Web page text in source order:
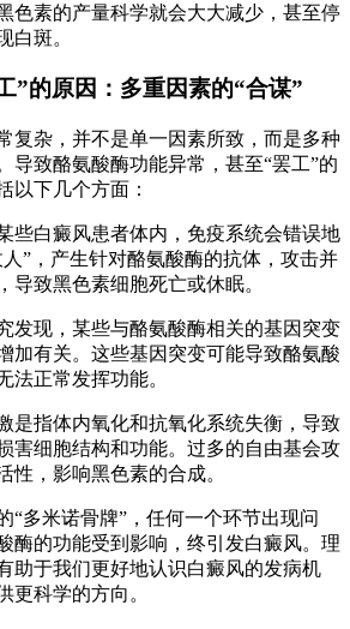
色素的产量科学就会大大减少，甚至停
白斑。
”的原因：多重因素的“合谋”
复杂，并不是单一因素所致，而是多种
导致酪氨酸酶功能异常，甚至“罢工”的
以下几个方面：
些白癜风患者体内，免疫系统会错误地
”，产生针对酪氨酸酶的抗体，攻击并
导致黑色素细胞死亡或休眠。
发现，某些与酪氨酸酶相关的基因突变
加有关。这些基因突变可能导致酪氨酸
法正常发挥功能。
是指体内氧化和抗氧化系统失衡，导致
害细胞结构和功能。过多的自由基会攻
性，影响黑色素的合成。
“多米诺骨牌”，任何一个环节出现问
酶的功能受到影响，终引发白癜风。理
助于我们更好地认识白癜风的发病机
更科学的方向。